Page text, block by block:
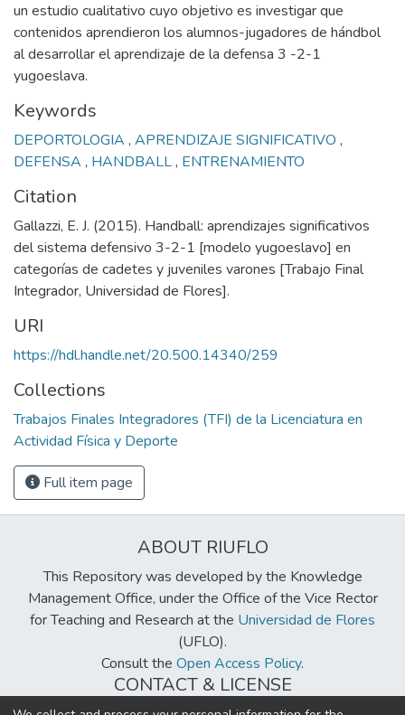
un estudio cualitativo cuyo objetivo es investigar que
contenidos aprendieron los alumnos-jugadores de hándbol
al desarrollar el aprendizaje de la defensa 3 -2-1
yugoeslava.
Keywords
DEPORTOLOGIA , APRENDIZAJE SIGNIFICATIVO ,
DEFENSA , HANDBALL, ENTRENAMIENTO
Citation
Gallazzi, E. J. (2015). Handball: aprendizajes significativos
del sistema defensivo 3-2-1 [modelo yugoeslavo] en
categorías de cadetes y juveniles varones [Trabajo Final
Integrador, Universidad de Flores].
URI
https://hdl.handle.net/20.500.14340/259
Collections
Trabajos Finales Integradores (TFI) de la Licenciatura en
Actividad Física y Deporte
Full item page
ABOUT RIUFLO
This Repository was developed by the Knowledge
Management Office, under the Office of the Vice Rector
for Teaching and Research at the Universidad de Flores
(UFLO).
Consult the Open Access Policy.
CONTACT & LICENSE